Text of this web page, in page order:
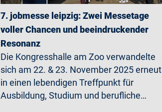
7. jobmesse leipzig: Zwei Messetage
voller Chancen und beeindruckender
Resonanz
Die Kongresshalle am Zoo verwandelte
sich am 22. & 23. November 2025 erneut
in einen lebendigen Treffpunkt für
Ausbildung, Studium und berufliche…